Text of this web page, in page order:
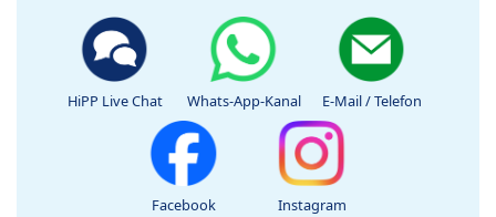
HiPP Live Chat Whats-App-Kanal E-Mail / Telefon
Facebook Instagram